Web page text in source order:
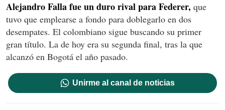
Alejandro Falla fue un duro rival para Federer, que
tuvo que emplearse a fondo para doblegarlo en dos
desempates. El colombiano sigue buscando su primer
gran título. La de hoy era su segunda final, tras la que
alcanzó en Bogotá el año pasado.
Unirme al canal de noticias